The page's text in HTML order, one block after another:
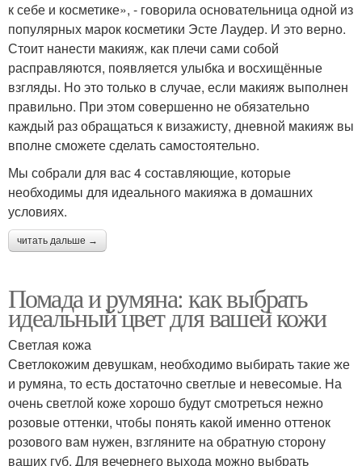
к себе и косметике», - говорила основательница одной из
популярных марок косметики Эсте Лаудер. И это верно.
Стоит нанести макияж, как плечи сами собой
расправляются, появляется улыбка и восхищённые
взгляды. Но это только в случае, если макияж выполнен
правильно. При этом совершенно не обязательно
каждый раз обращаться к визажисту, дневной макияж вы
вполне сможете сделать самостоятельно.
Мы собрали для вас 4 составляющие, которые
необходимы для идеального макияжа в домашних
условиях.
читать дальше →
Помада и румяна: как выбрать
идеальный цвет для вашей кожи
Светлая кожа
Светлокожим девушкам, необходимо выбирать такие же
и румяна, то есть достаточно светлые и невесомые. На
очень светлой коже хорошо будут смотреться нежно
розовые оттенки, чтобы понять какой именно оттенок
розового вам нужен, взгляните на обратную сторону
ваших губ. Для вечернего выхода можно выбрать